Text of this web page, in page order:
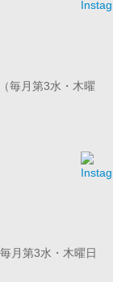
毎月第3水・木曜
月第3水・木曜日